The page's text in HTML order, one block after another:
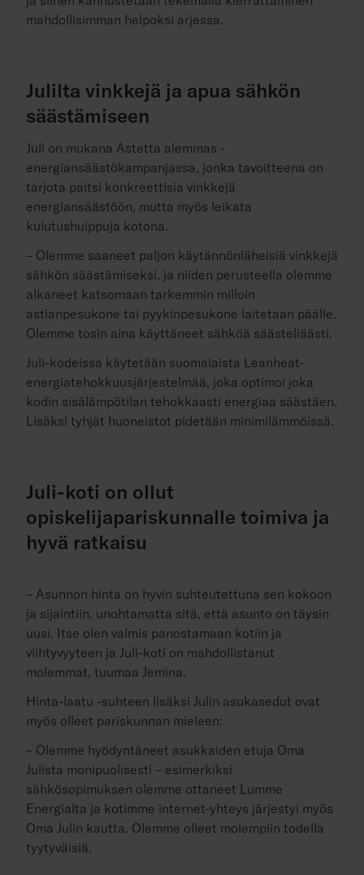
mahdollisimman helpoksi arjessa.
Julilta vinkkejä ja apua sähkön
säästämiseen
Juli on mukana Astetta alemmas -
energiansäästökampanjassa, jonka tavoitteena on
tarjota paitsi konkreettisia vinkkejä
energiansäästöön, mutta myös leikata
kulutushuippuja kotona.
– Olemme saaneet paljon käytännönläheisiä vinkkejä
sähkön säästämiseksi, ja niiden perusteella olemme
alkaneet katsomaan tarkemmin milloin
astianpesukone tai pyykinpesukone laitetaan päälle.
Olemme tosin aina käyttäneet sähköä säästeliäästi.
Juli-kodeissa käytetään suomalaista Leanheat-
energiatehokkuusjärjestelmää, joka optimoi joka
kodin sisälämpötilan tehokkaasti energiaa säästäen.
Lisäksi tyhjät huoneistot pidetään minimilämmöissä.
Juli-koti on ollut
opiskelijapariskunnalle toimiva ja
hyvä ratkaisu
– Asunnon hinta on hyvin suhteutettuna sen kokoon
ja sijaintiin, unohtamatta sitä, että asunto on täysin
uusi. Itse olen valmis panostamaan kotiin ja
viihtyvyyteen ja Juli-koti on mahdollistanut
molemmat, tuumaa Jemina.
Hinta-laatu -suhteen lisäksi Julin asukasedut ovat
myös olleet pariskunnan mieleen:
– Olemme hyödyntäneet asukkaiden etuja Oma
Julista monipuolisesti – esimerkiksi
sähkösopimuksen olemme ottaneet Lumme
Energialta ja kotimme internet-yhteys järjestyi myös
Oma Julin kautta. Olemme olleet molempiin todella
tyytyväisiä.